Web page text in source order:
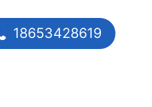
18653428619